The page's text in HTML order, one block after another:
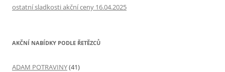
ostatní sladkosti akční ceny 16.04.2025
AKČNÍ NABÍDKY PODLE ŘETĚZCŮ
ADAM POTRAVINY(41)